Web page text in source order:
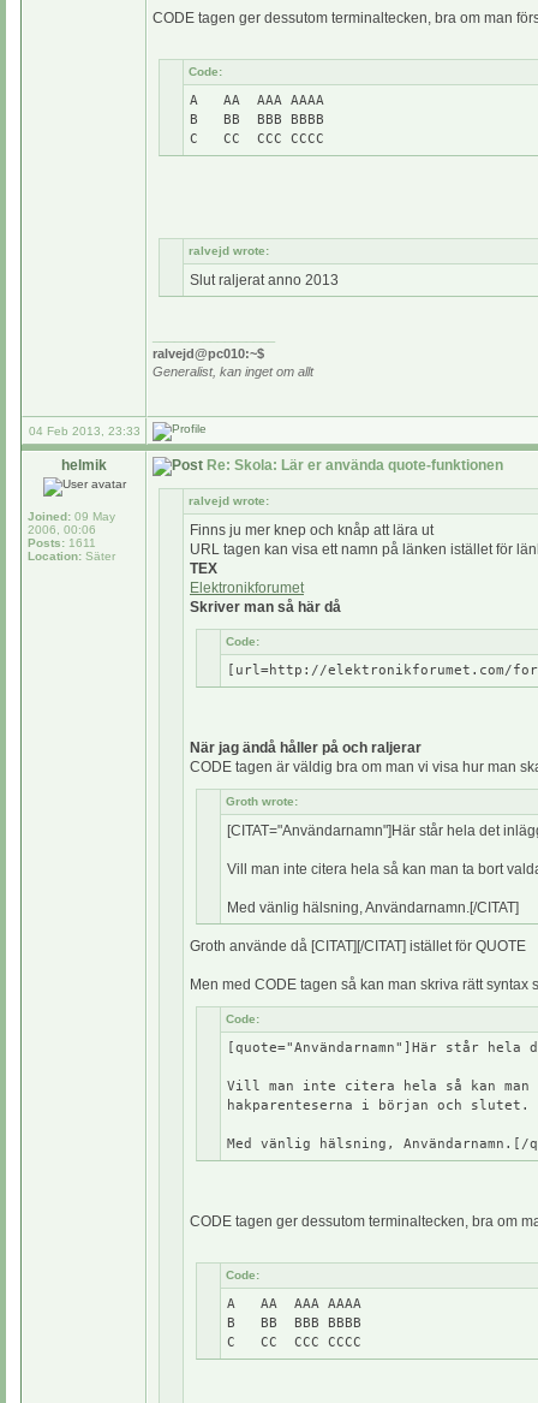
CODE tagen ger dessutom terminaltecken, bra om man
Code:
A AA AAA AAAA
B BB BBB BBBB
C CC CCC CCCC
ralvejd wrote:
Slut raljerat anno 2013
ralvejd@pc010:~$
Generalist, kan inget om allt
04 Feb 2013, 23:33
helmik
Joined: 09 May
2006, 00:06
Posts: 1611
Location: Säter
Re: Skola: Lär er använda quote-funktionen
ralvejd wrote:
Finns ju mer knep och knåp att lära ut
URL tagen kan visa ett namn på länken istället för
TEX
Elektronikforumet
Skriver man så här då
Code:
[url=http://elektronikforumet.com/
När jag ändå håller på och raljerar
CODE tagen är väldig bra om man vi visa hur man
Groth wrote:
[CITAT="Användarnamn"]Här står hela det
Vill man inte citera hela så kan man ta bort
Med vänlig hälsning, Användarnamn.[/CITAT]
Groth använde då [CITAT][/CITAT] istället för QUOTE
Men med CODE tagen så kan man skriva rätt syntax
Code:
[quote="Användarnamn"]Här står
Vill man inte citera hela så kan man
hakparenteserna i början och slutet.
Med vänlig hälsning, Användarnamn.[/
CODE tagen ger dessutom terminaltecken, bra om
Code:
A AA AAA AAAA
B BB BBB BBBB
C CC CCC CCCC